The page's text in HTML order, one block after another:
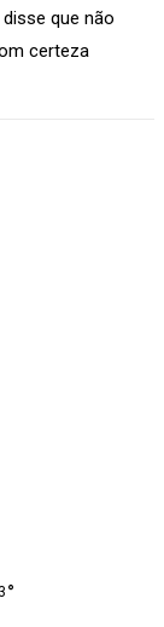
que não
certeza
°